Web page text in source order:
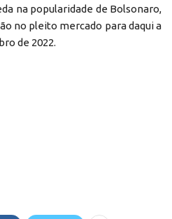
na popularidade de Bolsonaro,
no pleito mercado para daqui a
de 2022.